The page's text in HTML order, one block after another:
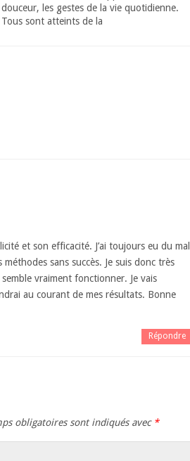
douceur, les gestes de la vie quotidienne.
Tous sont atteints de la
et son efficacité. J’ai toujours eu du mal
méthodes sans succès. Je suis donc très
vraiment fonctionner. Je vais
au courant de mes résultats. Bonne
Répondre
obligatoires sont indiqués avec *